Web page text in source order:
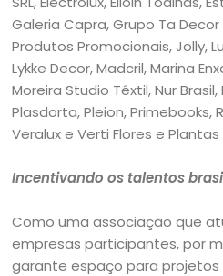
Galeria Capra, Grupo Ta
Produtos Promocionais, Jolly,
Lykke Decor, Madcril, Marina
Moreira Studio Têxtil, Nur
Plasdorta, Pleion, Primebooks,
Veralux e Verti Flores e
Incentivando os talentos
Como uma associação que
empresas participantes, por
garante espaço para projetos